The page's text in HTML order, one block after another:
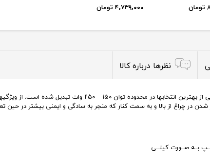
۴,۷۳۹,۰۰۰ تومان
نظرها درباره کالا
این چراغ با داشتن ظاهری زیبا و ویژگیهای خاص به یکی از
در چراغ از بالا و به سمت کنار که منجر به سادگی و ایمنی بیشتر در حین
بــه صــورت کیتــی